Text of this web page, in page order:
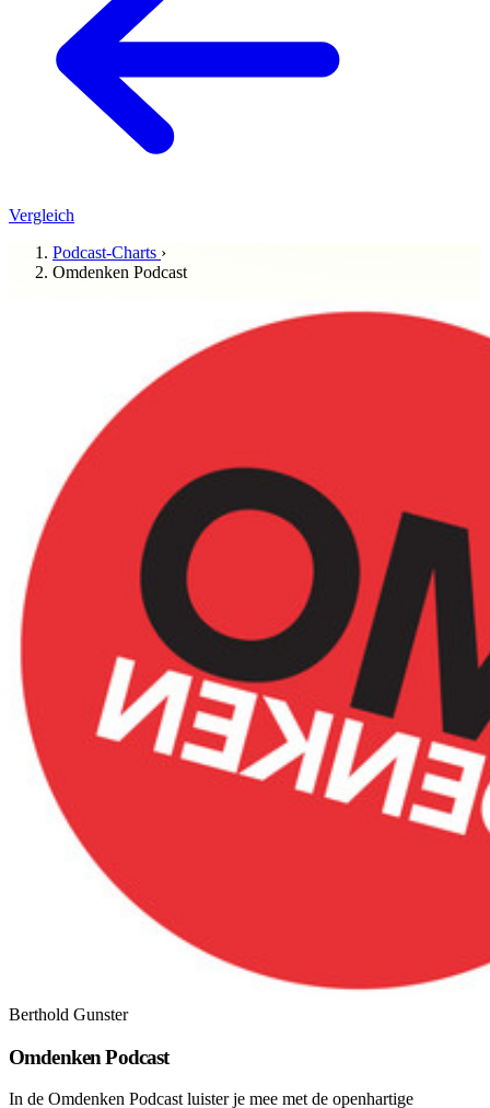
Vergleich
Podcast-Charts ›
Omdenken Podcast
Berthold Gunster
Omdenken Podcast
In de Omdenken Podcast luister je mee met de openhartige